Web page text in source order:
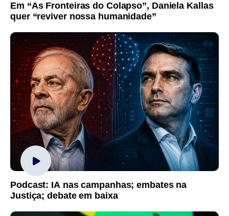
Em “As Fronteiras do Colapso”, Daniela Kallas
quer “reviver nossa humanidade”
Podcast: IA nas campanhas; embates na
Justiça; debate em baixa